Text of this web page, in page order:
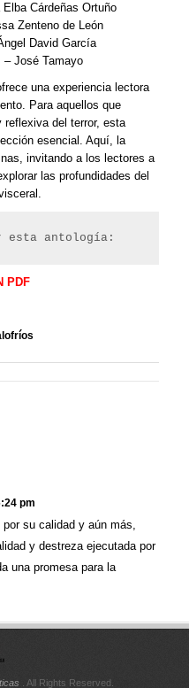
Cárdeñas Ortuño
Zenteno de León
David García
– José Tamayo
una experiencia lectora
Para aquellos que
reflexiva del terror, esta
esencial. Aquí, la
invitando a los lectores a
las profundidades del
esta antología:
PDF
pm
su calidad y aún más,
y destreza ejecutada por
una promesa para la
. All Rights Reserved.